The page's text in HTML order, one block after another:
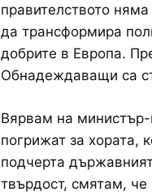
правителството
да трансформира
добрите в Европа.
Обнадеждаващи са
Вярвам на
погрижат за хората,
подчерта
твърдост, смятам,